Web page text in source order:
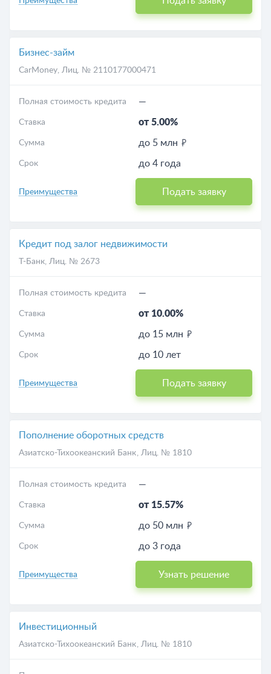
Бизнес-займ
CarMoney, Лиц. № 2110177000471
Полная стоимость кредита —
Ставка от 5.00%
Сумма до 5 млн
Срок до 4 года
Преимущества Подать заявку
Кредит под залог недвижимости
Т-Банк, Лиц. № 2673
Полная стоимость кредита —
Ставка от 10.00%
Сумма до 15 млн
Срок до 10 лет
Преимущества Подать заявку
Пополнение оборотных средств
Азиатско-Тихоокеанский Банк, Лиц. № 1810
Полная стоимость кредита —
Ставка от 15.57%
Сумма до 50 млн
Срок до 3 года
Преимущества Узнать решение
Инвестиционный
Азиатско-Тихоокеанский Банк, Лиц. № 1810